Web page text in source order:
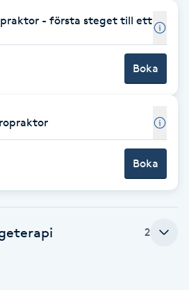
- första steget till ett
Boka
Boka
2